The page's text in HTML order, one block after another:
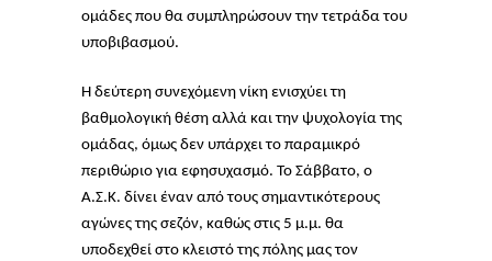
ομάδες που θα συμπληρώσουν την τετράδα του
υποβιβασμού.
Η δεύτερη συνεχόμενη νίκη ενισχύει τη
βαθμολογική θέση αλλά και την ψυχολογία της
ομάδας, όμως δεν υπάρχει το παραμικρό
περιθώριο για εφησυχασμό. Το Σάββατο, ο
Α.Σ.Κ. δίνει έναν από τους σημαντικότερους
αγώνες της σεζόν, καθώς στις 5 μ.μ. θα
υποδεχθεί στο κλειστό της πόλης μας τον